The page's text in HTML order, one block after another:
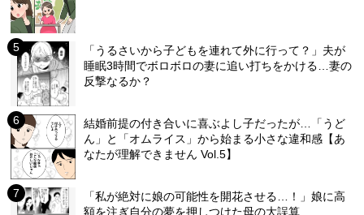
「うるさいから子どもを連れて外に行って？」夫が
睡眠3時間でボロボロの妻に追い打ちをかける…妻の
反撃なるか？
結婚前提の付き合いに喜ぶよし子だったが…「うど
ん」と「オムライス」から始まる小さな違和感【あ
なたが理解できません Vol.5】
「私が絶対に娘の可能性を開花させる…！」娘に高
額を注ぎ自分の夢を押しつけた母の大誤算